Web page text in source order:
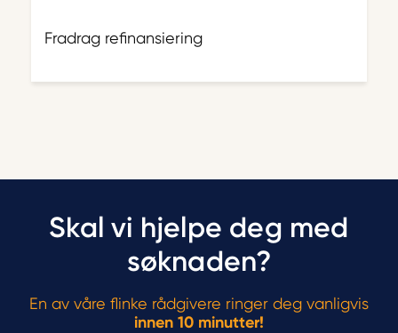
Fradrag refinansiering
Skal vi hjelpe deg med
søknaden?
En av våre flinke rådgivere ringer deg vanligvis
innen 10 minutter!